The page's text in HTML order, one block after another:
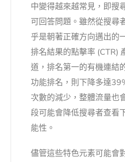
中變得越來越常見，即搜
可回答問題。雖然從搜尋
乎是朝著正確方向邁出的
排名結果的點擊率 (CTR)
道，排名第一的有機連結
功能排名，則下降多達
次數的減少，整體流量也
段可能會降低搜尋者查看
能性。
儘管這些特色元素可能會